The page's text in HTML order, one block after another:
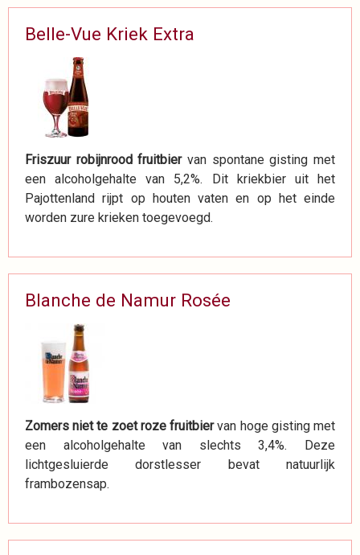
Belle-Vue Kriek Extra
Friszuur robijnrood fruitbiervan spontane gisting met
een alcoholgehalte van 5,2%. Dit kriekbier uit het
Pajottenland rijpt op houten vaten en op het einde
worden zure krieken toegevoegd.
Blanche de Namur Rosée
Zomers niet te zoet roze fruitbiervan hoge gisting met
een alcoholgehalte van slechts 3,4%. Deze
lichtgesluierde dorstlesser bevat natuurlijk
frambozensap.